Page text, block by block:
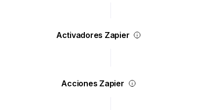
Activadores Zapier
Acciones Zapier